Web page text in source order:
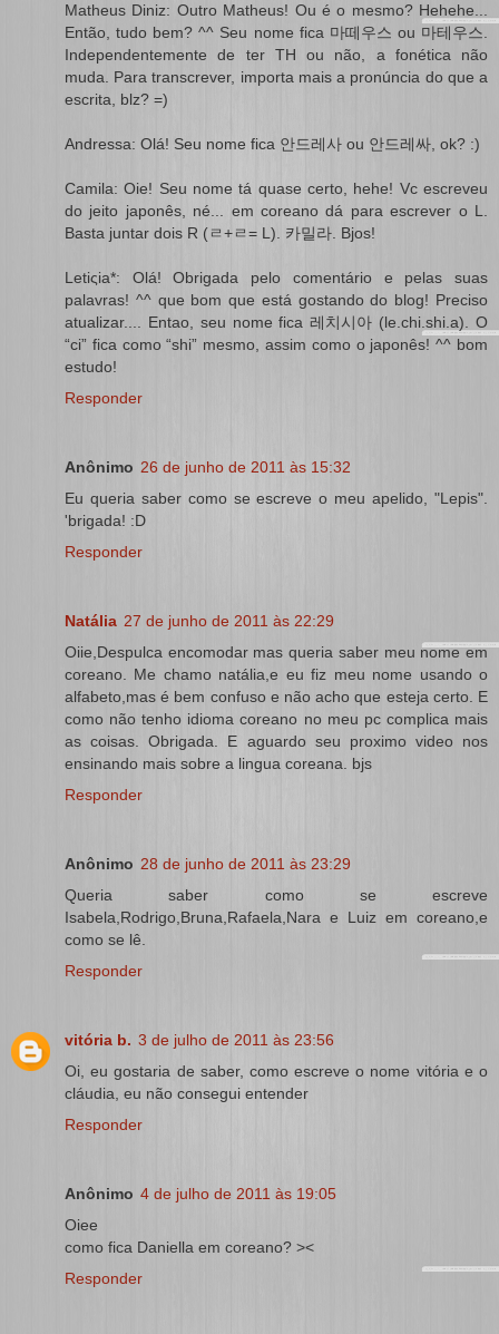
Matheus Diniz: Outro Matheus! Ou é o mesmo? Hehehe...
Então, tudo bem? ^^ Seu nome fica 마떼우스 ou 마테우스.
Independentemente de ter TH ou não, a fonética não
muda. Para transcrever, importa mais a pronúncia do que a
escrita, blz? =)
Andressa: Olá! Seu nome fica 안드레사 ou 안드레싸, ok? :)
Camila: Oie! Seu nome tá quase certo, hehe! Vc escreveu
do jeito japonês, né... em coreano dá para escrever o L.
Basta juntar dois R (ㄹ+ㄹ= L). 카밀라. Bjos!
Letiςia*: Olá! Obrigada pelo comentário e pelas suas
palavras! ^^ que bom que está gostando do blog! Preciso
atualizar.... Entao, seu nome fica 레치시아 (le.chi.shi.a). O
“ci” fica como “shi” mesmo, assim como o japonês! ^^ bom
estudo!
Responder
Anônimo 26 de junho de 2011 às 15:32
Eu queria saber como se escreve o meu apelido, "Lepis".
'brigada! :D
Responder
Natália 27 de junho de 2011 às 22:29
Oiie,Despulca encomodar mas queria saber meu nome em
coreano. Me chamo natália,e eu fiz meu nome usando o
alfabeto,mas é bem confuso e não acho que esteja certo. E
como não tenho idioma coreano no meu pc complica mais
as coisas. Obrigada. E aguardo seu proximo video nos
ensinando mais sobre a lingua coreana. bjs
Responder
Anônimo 28 de junho de 2011 às 23:29
Queria saber como se escreve
Isabela,Rodrigo,Bruna,Rafaela,Nara e Luiz em coreano,e
como se lê.
Responder
vitória b. 3 de julho de 2011 às 23:56
Oi, eu gostaria de saber, como escreve o nome vitória e o
cláudia, eu não consegui entender
Responder
Anônimo 4 de julho de 2011 às 19:05
Oiee
como fica Daniella em coreano? ><
Responder